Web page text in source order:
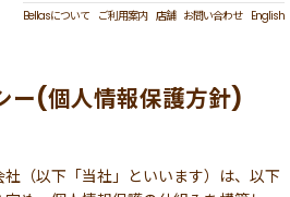
Bellasについて ご利用案内 店舗 お問い合わせ English
ー(個人情報保護方針)
（以下「当社」といいます）は、以下